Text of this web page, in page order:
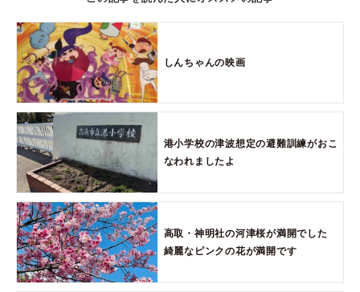
しんちゃんの映画
港小学校の津波想定の避難訓練がおこ
なわれましたよ
高取・神明社の河津桜が満開でした
綺麗なピンクの花が満開です